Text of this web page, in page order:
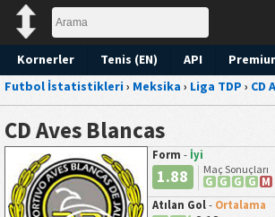
Kornerler Tenis (EN) API
Futbol İstatistikleri› Meksika › Liga TDP › CD
CD Aves Blancas
Form - İyi
1.88
Maç Sonuçları
G G G G M
Atılan Gol - Ortalama